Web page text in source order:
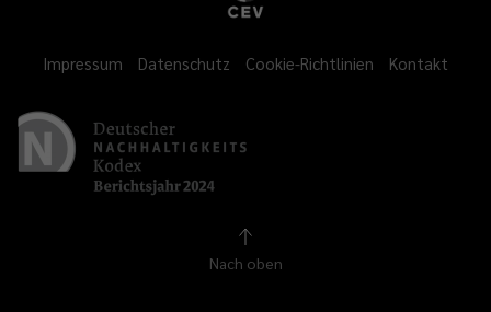
Impressum Datenschutz Cookie-Richtlinien Kontakt
Nach oben